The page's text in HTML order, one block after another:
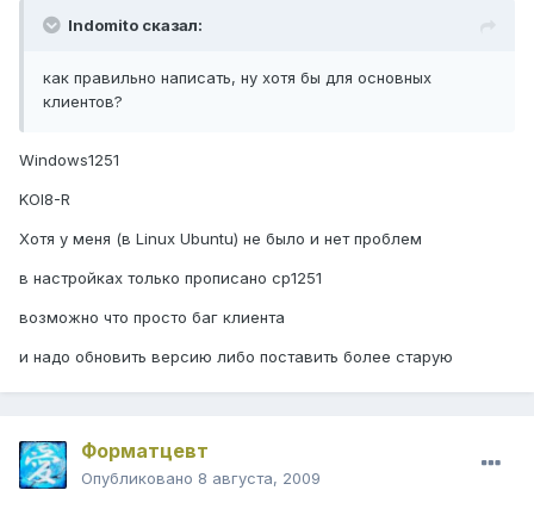
Indomito сказал:
как правильно написать, ну хотя бы для основных
клиентов?
Windows1251
KOI8-R
Хотя у меня (в Linux Ubuntu) не было и нет проблем
в настройках только прописано cp1251
возможно что просто баг клиента
и надо обновить версию либо поставить более старую
Форматцевт
Опубликовано 8 августа, 2009